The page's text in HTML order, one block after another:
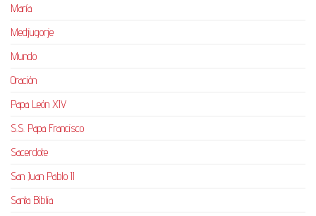
María
Medjugorje
Mundo
Oración
Papa León XIV
S.S. Papa Francisco
Sacerdote
San Juan Pablo II
Santa Biblia